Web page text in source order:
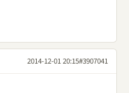
2014-12-01 20:15#3907041